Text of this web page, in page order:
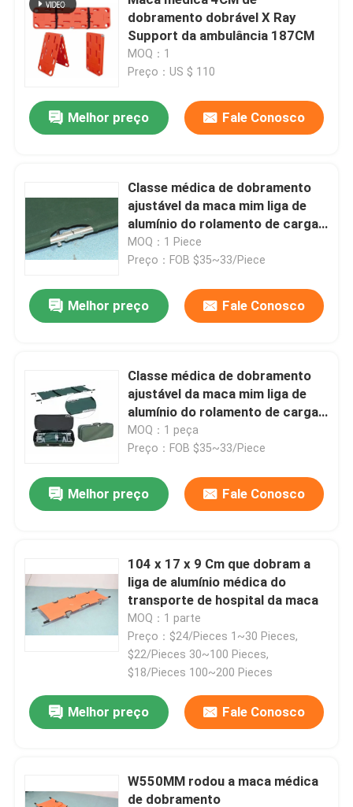
Produtos
Vídeos
Sobre nós
Controle de qualidade
Notícias
Solicite um orçamento
dobramento dobrável X Ray
Support da ambulância 187CM
MOQ：1
Preço：US $ 110
Melhor preço Fale Conosco
Classe médica de dobramento
ajustável da maca mim liga de
alumínio do rolamento de carga
máxima 159kg
MOQ：1 Piece
Preço：FOB $35~33/Piece
Melhor preço Fale Conosco
Classe médica de dobramento
ajustável da maca mim liga de
alumínio do rolamento de carga
máxima 159kg
MOQ：1 peça
Preço：FOB $35~33/Piece
Melhor preço Fale Conosco
104 x 17 x 9 Cm que dobram a
liga de alumínio médica do
transporte de hospital da maca
MOQ：1 parte
Preço：$24/Pieces 1~30 Pieces,
$22/Pieces 30~100 Pieces,
$18/Pieces 100~200 Pieces
Melhor preço Fale Conosco
W550MM rodou a maca médica
de dobramento